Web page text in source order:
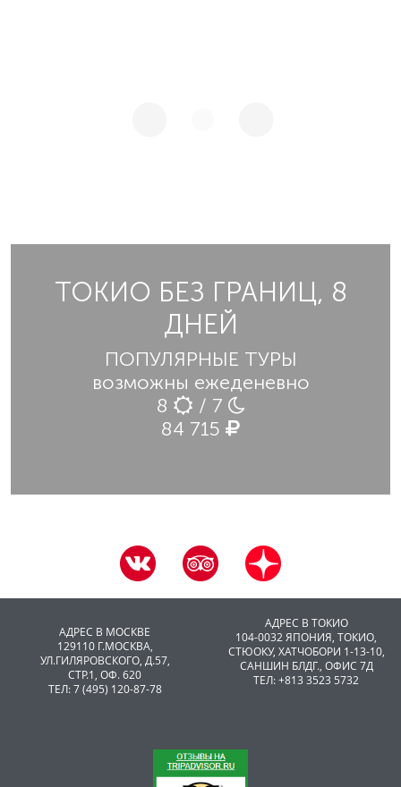
ТОКИО БЕЗ ГРАНИЦ, 8
ДНЕЙ
ПОПУЛЯРНЫЕ ТУРЫ
возможны ежеденевно
8
/ 7
84 715
АДРЕС В МОСКВЕ
129110 Г.МОСКВА,
УЛ.ГИЛЯРОВСКОГО, Д.57,
СТР.1, ОФ. 620
ТЕЛ: 7 (495) 120-87-78
АДРЕС В ТОКИО
104-0032 ЯПОНИЯ, ТОКИО,
CТЮОКУ, ХАТЧОБОРИ 1-13-10,
САНШИН БЛДГ., ОФИС 7Д
ТЕЛ: +813 3523 5732